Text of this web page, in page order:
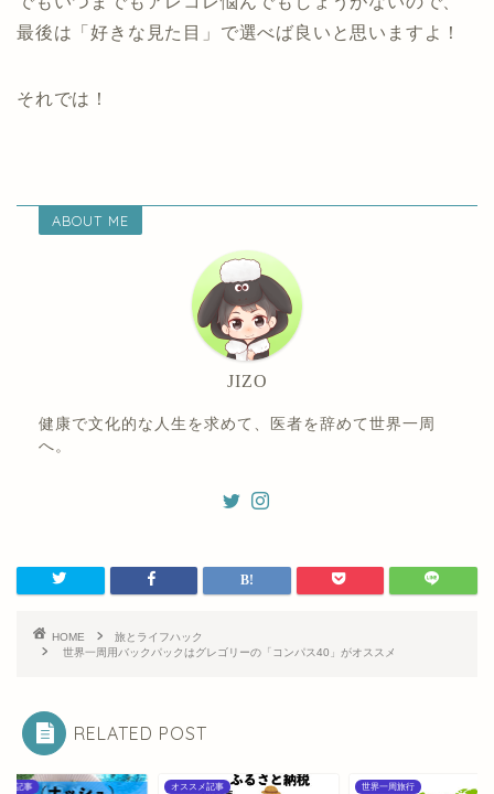
最後は「好きな見た目」で選べば良いと思いますよ！
それでは！
ABOUT ME
JIZO
健康で文化的な人生を求めて、医者を辞めて世界一周
へ。
HOME
旅とライフハック
世界一周用バックパックはグレゴリーの「コンパス40」がオススメ
RELATED POST
メ記事 世界一周旅行 オススメ記事